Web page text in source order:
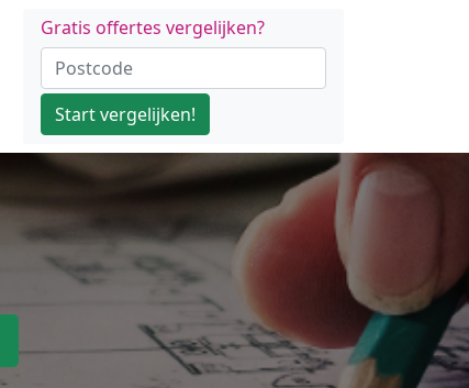
Gratis offertes vergelijken?
Start vergelijken!